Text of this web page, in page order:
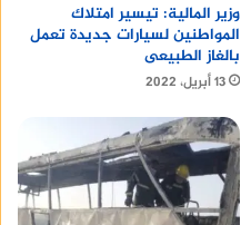
وزير المالية: تيسير امتلاك
المواطنين لسيارات جديدة تعمل
بالغاز الطبيعى
13 أبريل، 2022